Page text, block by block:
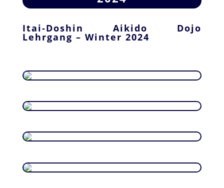
Itai-Doshin Aikido Dojo
Lehrgang – Winter 2024